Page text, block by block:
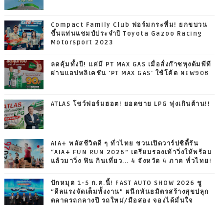
Compact Family Club ฟอร์มกระหึ่ม! ยกขบวน
ขึ้นแท่นแชมป์ประจำปี Toyota Gazoo Racing
Motorsport 2023
ลดคุ้มทั้งปี! แค่มี PT MAX GAS เมื่อสั่งก๊าซหุงต้มพีที
ผ่านแอปพลิเคชัน 'PT MAX GAS' ใช้โค้ด NEW90B
ATLAS โชว์ฟอร์มฮอต! ยอดขาย LPG พุ่งเกินต้าน!!
AIA+ พลัสชีวิตดี ๆ ทั่วไทย ชวนเปิดวาร์ปซิตี้รัน
“AIA+ FUN RUN 2026” เตรียมรองเท้าวิ่งให้พร้อม
แล้วมาวิ่ง ฟิน กินเที่ยว... 4 จังหวัด 4 ภาค ทั่วไทย!
ปักหมุด 1-5 ก.ค.นี้! FAST AUTO SHOW 2026 ชู
“ดีลแรงจัดเต็มทั้งงาน” ผนึกพันธมิตรสร้างสุขปลุก
ตลาดรถกลางปี รถใหม่/มือสอง จองได้มั่นใจ